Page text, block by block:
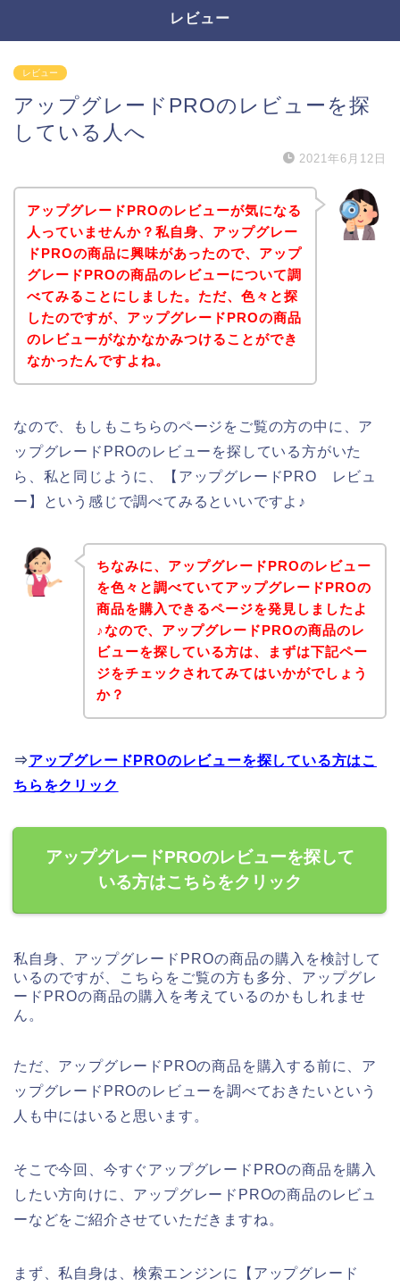
レビュー
レビュー
アップグレードPROのレビューを探
している人へ
2021年6月12日
アップグレードPROのレビューが気になる
人っていませんか？私自身、アップグレー
ドPROの商品に興味があったので、アップ
グレードPROの商品のレビューについて調
べてみることにしました。ただ、色々と探
したのですが、アップグレードPROの商品
のレビューがなかなかみつけることができ
なかったんですよね。
なので、もしもこちらのページをご覧の方の中に、ア
ップグレードPROのレビューを探している方がいた
ら、私と同じように、【アップグレードPRO レビュ
ー】という感じで調べてみるといいですよ♪
ちなみに、アップグレードPROのレビュー
を色々と調べていてアップグレードPROの
商品を購入できるページを発見しましたよ
♪なので、アップグレードPROの商品のレ
ビューを探している方は、まずは下記ペー
ジをチェックされてみてはいかがでしょう
か？
⇒アップグレードPROのレビューを探している方はこ
ちらをクリック
アップグレードPROのレビューを探して
いる方はこちらをクリック
私自身、アップグレードPROの商品の購入を検討して
いるのですが、こちらをご覧の方も多分、アップグレ
ードPROの商品の購入を考えているのかもしれませ
ん。
ただ、アップグレードPROの商品を購入する前に、ア
ップグレードPROのレビューを調べておきたいという
人も中にはいると思います。
そこで今回、今すぐアップグレードPROの商品を購入
したい方向けに、アップグレードPROの商品のレビュ
ーなどをご紹介させていただきますね。
まず、私自身は、検索エンジンに【アップグレード